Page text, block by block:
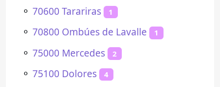
⚬ 70600 Tarariras 1
⚬ 70800 Ombúes de Lavalle 1
⚬ 75000 Mercedes 2
⚬ 75100 Dolores 4